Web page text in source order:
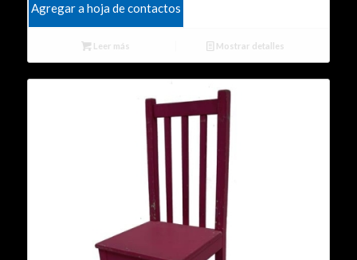
Agregar a hoja de contactos
Leer más Mostrar detalles